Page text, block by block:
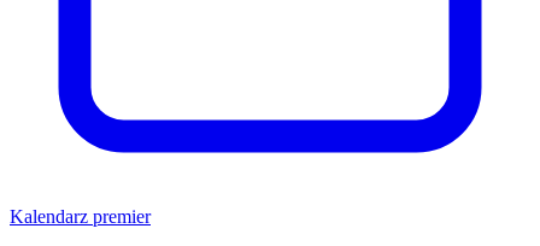
Kalendarz premier